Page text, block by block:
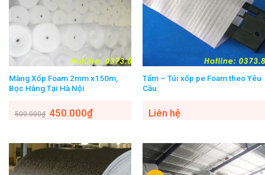
Màng Xốp Foam 2mm x150m,
Bọc Hàng Tại Hà Nội
500.000₫ 450.000₫
Tấm – Túi xốp pe Foam theo Yêu
Cầu
Liên hệ